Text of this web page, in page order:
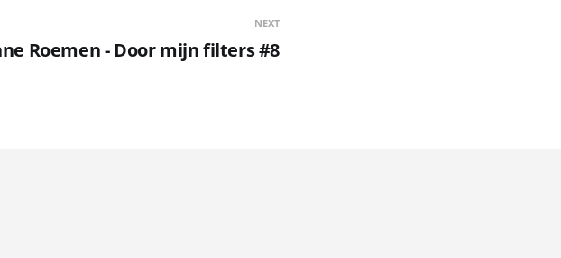
NEXT
Roemen - Door mijn filters #8